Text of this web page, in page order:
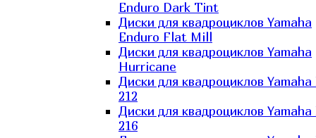
Enduro Dark Tint
Диски для квадроциклов Yamaha
Enduro Flat Mill
Диски для квадроциклов Yamaha
Hurricane
Диски для квадроциклов
212
Диски для квадроциклов
216